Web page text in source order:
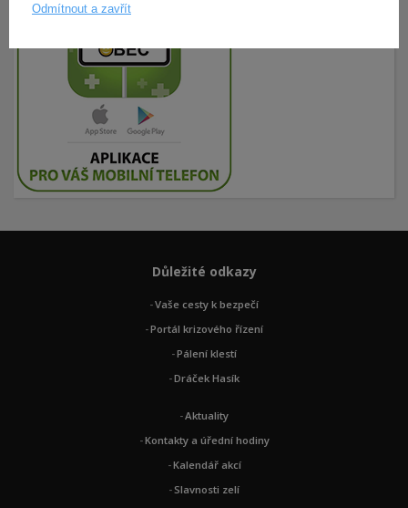
Odmítnout a zavřít
Důležité odkazy
Vaše cesty k bezpečí
Portál krizového řízení
Pálení klestí
Dráček Hasík
Aktuality
Kontakty a úřední hodiny
Kalendář akcí
Slavnosti zelí